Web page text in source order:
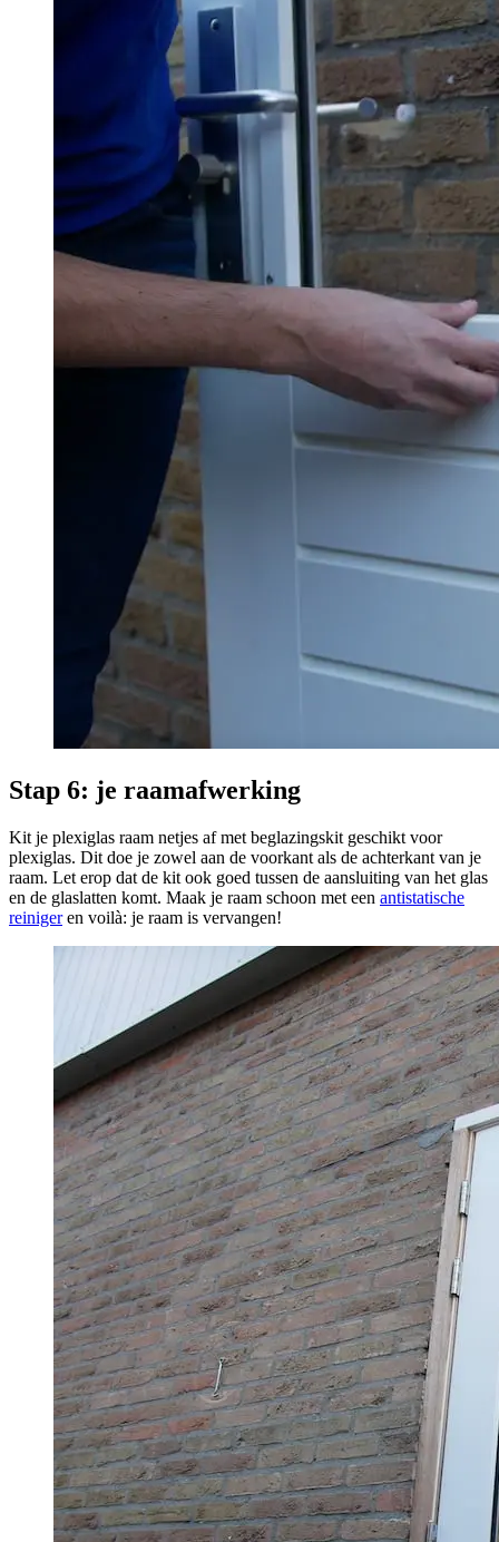
Stap 6: je raamafwerking
Kit je plexiglas raam netjes af met beglazingskit geschikt voor
plexiglas. Dit doe je zowel aan de voorkant als de achterkant van je
raam. Let erop dat de kit ook goed tussen de aansluiting van het glas
en de glaslatten komt. Maak je raam schoon met een antistatische
reinigeren voilà: je raam is vervangen!